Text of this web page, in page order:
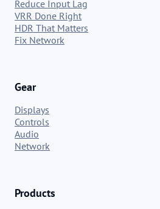
Reduce Input Lag
VRR Done Right
HDR That Matters
Fix Network
Gear
Displays
Controls
Audio
Network
Products